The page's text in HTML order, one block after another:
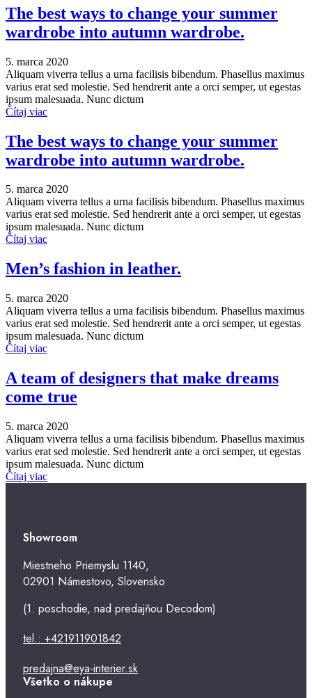
The best ways to change your summer
wardrobe into autumn wardrobe.
5. marca 2020
Aliquam viverra tellus a urna facilisis bibendum. Phasellus maximus
varius erat sed molestie. Sed hendrerit ante a orci semper, ut egestas
ipsum malesuada. Nunc dictum
Čítaj viac
The best ways to change your summer
wardrobe into autumn wardrobe.
5. marca 2020
Aliquam viverra tellus a urna facilisis bibendum. Phasellus maximus
varius erat sed molestie. Sed hendrerit ante a orci semper, ut egestas
ipsum malesuada. Nunc dictum
Čítaj viac
Men’s fashion in leather.
5. marca 2020
Aliquam viverra tellus a urna facilisis bibendum. Phasellus maximus
varius erat sed molestie. Sed hendrerit ante a orci semper, ut egestas
ipsum malesuada. Nunc dictum
Čítaj viac
A team of designers that make dreams
come true
5. marca 2020
Aliquam viverra tellus a urna facilisis bibendum. Phasellus maximus
varius erat sed molestie. Sed hendrerit ante a orci semper, ut egestas
ipsum malesuada. Nunc dictum
Čítaj viac
Showroom
Miestneho Priemyslu 1140,
02901 Námestovo, Slovensko
(1. poschodie, nad predajňou Decodom)
tel.: +421911901842
predajna@eya-interier.sk
Všetko o nákupe